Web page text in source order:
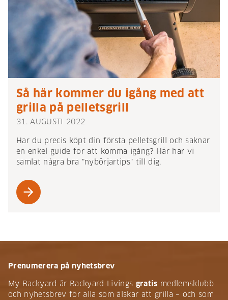
Så här kommer du igång med att
grilla på pelletsgrill
31. AUGUSTI 2022
Har du precis köpt din första pelletsgrill och saknar
en enkel guide för att komma igång? Här har vi
samlat några bra "nybörjartips" till dig.
arrow_forward
Prenumerera på nyhetsbrev
My Backyard är Backyard Livings gratis medlemsklubb
och nyhetsbrev för alla som älskar att grilla – och som